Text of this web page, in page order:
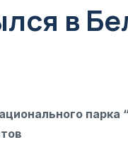
в